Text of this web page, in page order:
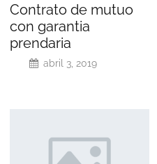
Contrato de mutuo
con garantia
prendaria
abril 3, 2019